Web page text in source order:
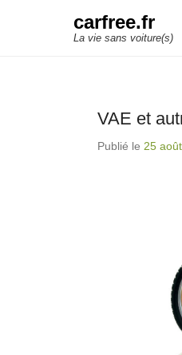
carfree.fr
La vie sans voiture(s)
VAE et
Publié le 25